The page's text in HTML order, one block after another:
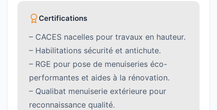
Certifications
– CACES nacelles pour travaux en hauteur.
– Habilitations sécurité et antichute.
– RGE pour pose de menuiseries éco-
performantes et aides à la rénovation.
– Qualibat menuiserie extérieure pour
reconnaissance qualité.